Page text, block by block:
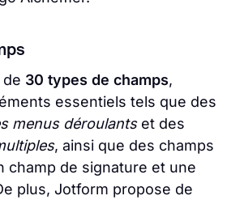
30 types de champs,
essentiels tels que des
menus déroulantset des
, ainsi que des champs
champ de signature et une
plus, Jotform propose de